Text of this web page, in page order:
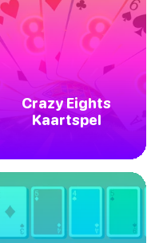
Crazy Eights
Kaartspel